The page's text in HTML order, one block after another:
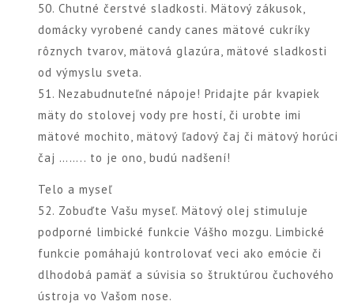
50. Chutné čerstvé sladkosti. Mätový zákusok,
domácky vyrobené candy canes mätové cukríky
rôznych tvarov, mätová glazúra, mätové sladkosti
od výmyslu sveta.
51. Nezabudnuteľné nápoje! Pridajte pár kvapiek
mäty do stolovej vody pre hostí, či urobte imi
mätové mochito, mätový ľadový čaj či mätový horúci
čaj …….. to je ono, budú nadšení!
Telo a myseľ
52. Zobuďte Vašu myseľ. Mätový olej stimuluje
podporné limbické funkcie Vášho mozgu. Limbické
funkcie pomáhajú kontrolovať veci ako emócie či
dlhodobá pamäť a súvisia so štruktúrou čuchového
ústroja vo Vašom nose.